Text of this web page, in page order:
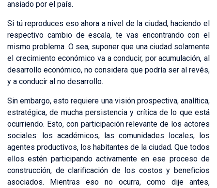
ansiado por el país.
Si tú reproduces eso ahora a nivel de la ciudad, haciendo el
respectivo cambio de escala, te vas encontrando con el
mismo problema. O sea, suponer que una ciudad solamente
el crecimiento económico va a conducir, por acumulación, al
desarrollo económico, no considera que podría ser al revés,
y a conducir al no desarrollo.
Sin embargo, esto requiere una visión prospectiva, analítica,
estratégica, de mucha persistencia y crítica de lo que está
ocurriendo. Esto, con participación relevante de los actores
sociales: los académicos, las comunidades locales, los
agentes productivos, los habitantes de la ciudad. Que todos
ellos estén participando activamente en ese proceso de
construcción, de clarificación de los costos y beneficios
asociados. Mientras eso no ocurra, como dije antes,